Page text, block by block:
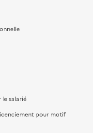
salarié
pour motif